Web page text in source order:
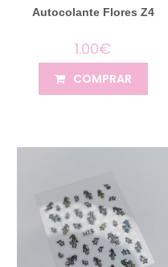
Autocolante Flores Z4
1.00€
COMPRAR